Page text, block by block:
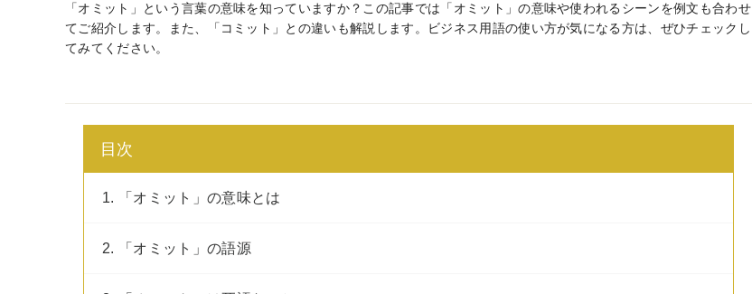
「オミット」という言葉の意味を知っていますか？この記事では「オミット」の意味や使われるシーンを例文も合わせ
てご紹介します。また、「コミット」との違いも解説します。ビジネス用語の使い方が気になる方は、ぜひチェックし
てみてください。
目次
1. 「オミット」の意味とは
2. 「オミット」の語源